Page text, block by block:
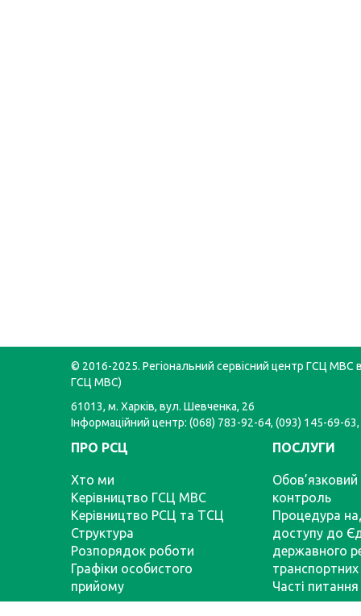
© 2016-2025. Регіональний сервісний центр ГСЦ МВС в
ГСЦ МВС)
61013, м. Харків, вул. Шевченка, 26
Інформаційний центр: (068) 783-92-64, (093) 145-69-
ПРО РСЦ
Хто ми
Керівництво ГСЦ МВС
Керівництво РСЦ та ТСЦ
Структура
Розпорядок роботи
Графіки особистого
прийому
ПОСЛУГИ
Обов’язковий
контроль
Процедура
доступу до
державного
транспортних
Часті питання